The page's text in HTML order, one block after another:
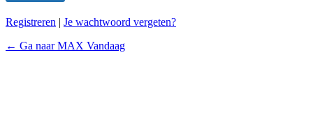
Registreren | Je wachtwoord vergeten?
← Ga naar MAX Vandaag